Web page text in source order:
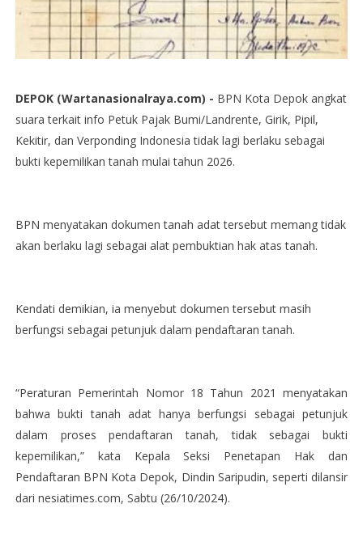
DEPOK (Wartanasionalraya.com) - BPN Kota Depok angkat
suara terkait info Petuk Pajak Bumi/Landrente, Girik, Pipil,
Kekitir, dan Verponding Indonesia tidak lagi berlaku sebagai
bukti kepemilikan tanah mulai tahun 2026.
BPN menyatakan dokumen tanah adat tersebut memang tidak
akan berlaku lagi sebagai alat pembuktian hak atas tanah.
Kendati demikian, ia menyebut dokumen tersebut masih
berfungsi sebagai petunjuk dalam pendaftaran tanah.
“Peraturan Pemerintah Nomor 18 Tahun 2021 menyatakan
bahwa bukti tanah adat hanya berfungsi sebagai petunjuk
dalam proses pendaftaran tanah, tidak sebagai bukti
kepemilikan,” kata Kepala Seksi Penetapan Hak dan
Pendaftaran BPN Kota Depok, Dindin Saripudin, seperti dilansir
dari nesiatimes.com, Sabtu (26/10/2024).